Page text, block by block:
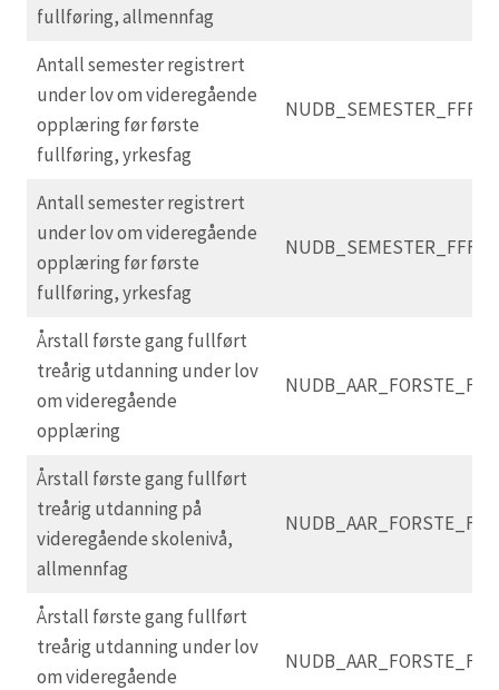
fullføring, allmennfag
Antall semester registrert
under lov om videregående
opplæring før første
fullføring, yrkesfag
Antall semester registrert
under lov om videregående
opplæring før første
fullføring, yrkesfag
Årstall første gang fullført
treårig utdanning under lov
om videregående
opplæring
Årstall første gang fullført
treårig utdanning på
videregående skolenivå,
allmennfag
Årstall første gang fullført
treårig utdanning under lov
om videregående